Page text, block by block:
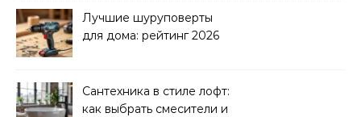
Лучшие шуруповерты
для дома: рейтинг 2026
Сантехника в стиле лофт:
как выбрать смесители и